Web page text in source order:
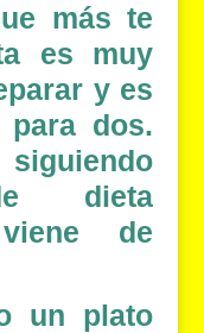
más te
es muy
y es
dos.
dieta
de
un plato